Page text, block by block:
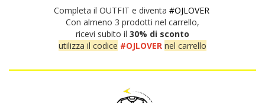
Completa il OUTFIT e diventa #OJLOVER
Con almeno 3 prodotti nel carrello,
ricevi subito il 30% di sconto
utilizza il codice #OJLOVER nel carrello